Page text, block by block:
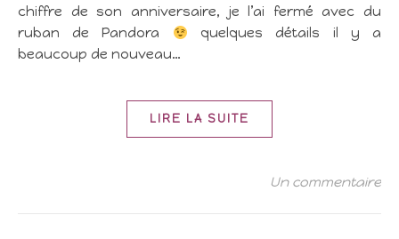
chiffre de son anniversaire, je l’ai fermé avec du
ruban de Pandora
quelques détails il y a
beaucoup de nouveau…
LIRE LA SUITE
Un commentaire